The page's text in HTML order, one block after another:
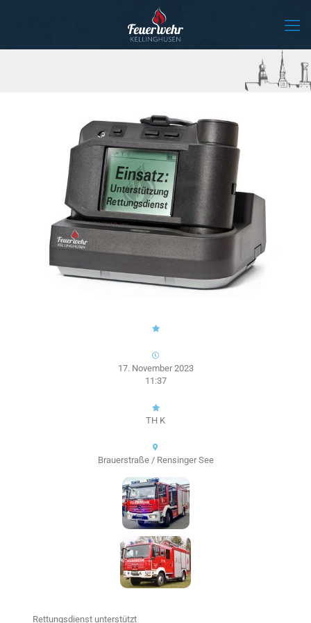
17. November 2023
11:37
TH K
Brauerstraße / Rensinger See
Rettungsdienst unterstützt